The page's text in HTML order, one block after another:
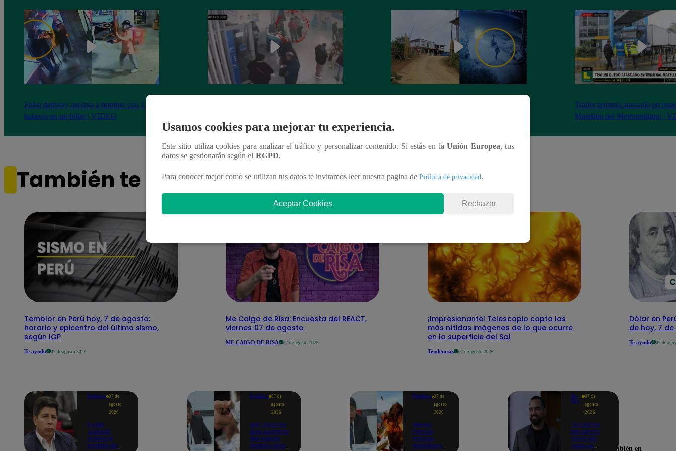
Falso delivery asesina a hombre con 12
balazos en un billar | VIDEO
Tráiler termina atascado en
Matellini del Metropolitano |
También te puede interesar
Temblor en Perú hoy, 7 de agosto:
horario y epicentro del último sismo,
según IGP
Te ayudo 07 de agosto 2026
Me Caigo de Risa: Encuesta del REACT,
viernes 07 de agosto
ME CAIGO DE RISA 07 de agosto 2026
¡Impresionante! Telescopio capta las
más nítidas imágenes de lo que ocurre
en la superficie del Sol
Tendencias 07 de agosto 2026
Dólar en
de hoy, 7
Te ayudo 07 de
Política 07 de
agosto
2026
Poder
Judicial
evaluará
pedido de
Política
07 de
agosto
2026
MEF anuncia
que aumento
del sueldo
mínimo será
Política 07 de
agosto
2026
Menos
Fiestas
Patrias,
Navidad y
Yo
Soy
07 de
agosto
2026
"En Latina
me siento
como en
casa, lo
Usamos cookies para mejorar tu experiencia.
Este sitio utiliza cookies para analizar el tráfico y personalizar contenido. Si estás en laUnión Europea, tus
datos se gestionarán según el RGPD.
Para conocer mejor como se utilizan tus datos te invitamos leer nuestra pagina de Política de privacidad.
Aceptar Cookies Rechazar
Encuéntranos también en